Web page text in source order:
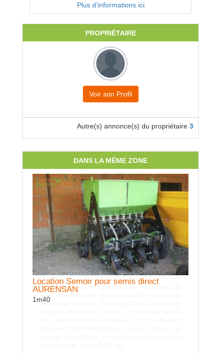
Plus d'informations ici
PROPRIÉTAIRE
Voir son Profil
Autre(s) annonce(s) du propriétaire 3
DANS LA MÊME ZONE
Location Semoir pour semis direct
AURENSAN
1m40
Location Rouleau destructeur AURENSAN
Destiné à la destruction des couverts
végétaux et des repousses de végétation et
biologique du sol. - DIMENSIONS : Minimum